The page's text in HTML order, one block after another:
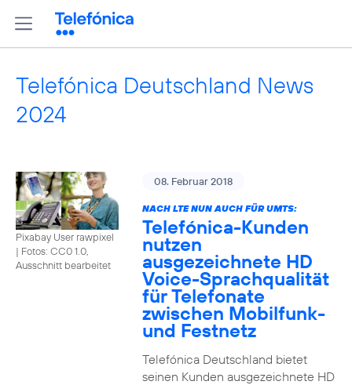
Telefónica Deutschland News
2024
Pixabay User rawpixel
| Fotos: CC0 1.0,
Ausschnitt bearbeitet
08. Februar 2018
NACH LTE NUN AUCH FÜR UMTS:
Telefónica-Kunden
nutzen
ausgezeichnete HD
Voice-Sprachqualität
für Telefonate
zwischen Mobilfunk-
und Festnetz
Telefónica Deutschland bietet
seinen Kunden ausgezeichnete HD